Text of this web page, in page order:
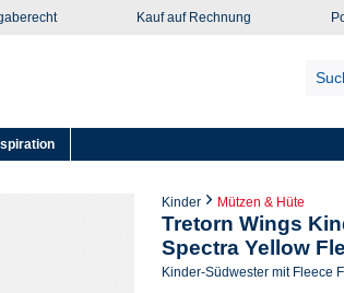
Kauf auf Rechnung
Kinder Mützen & Hüte
Tretorn Wings
Spectra Yellow
Kinder-Südwester mit Fleece